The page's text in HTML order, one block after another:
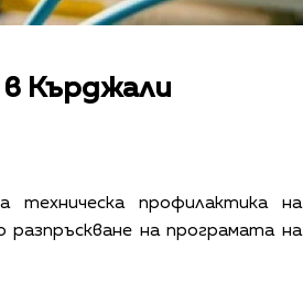
в Кърджали
профилактика на
разпръскване на програмата на